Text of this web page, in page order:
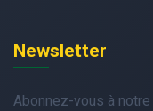
Newsletter
Abonnez-vous à